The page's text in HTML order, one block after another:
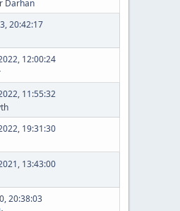
Darhan
20:42:17
12:00:24
11:55:32
19:31:30
13:43:00
20:38:03